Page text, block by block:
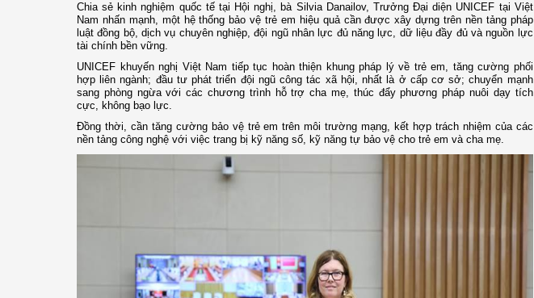
Chia sẻ kinh nghiệm quốc tế tại Hội nghị, bà Silvia Danailov, Trưởng Đại diện UNICEF tại Việt
Nam nhấn mạnh, một hệ thống bảo vệ trẻ em hiệu quả cần được xây dựng trên nền tảng pháp
luật đồng bộ, dịch vụ chuyên nghiệp, đội ngũ nhân lực đủ năng lực, dữ liệu đầy đủ và nguồn lực
tài chính bền vững.
UNICEF khuyến nghị Việt Nam tiếp tục hoàn thiện khung pháp lý về trẻ em, tăng cường phối
hợp liên ngành; đầu tư phát triển đội ngũ công tác xã hội, nhất là ở cấp cơ sở; chuyển mạnh
sang phòng ngừa với các chương trình hỗ trợ cha mẹ, thúc đẩy phương pháp nuôi dạy tích
cực, không bạo lực.
Đồng thời, cần tăng cường bảo vệ trẻ em trên môi trường mạng, kết hợp trách nhiệm của các
nền tảng công nghệ với việc trang bị kỹ năng số, kỹ năng tự bảo vệ cho trẻ em và cha mẹ.